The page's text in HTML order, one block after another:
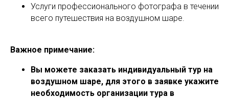
Услуги профессионального фотографа в течении
всего путешествия на воздушном шаре.
Важное примечание:
Вы можете заказать индивидуальный тур на
воздушном шаре, для этого в заявке укажите
необходимость организации тура в